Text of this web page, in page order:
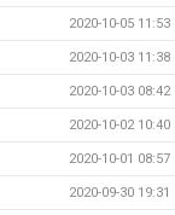
2020-10-05 11:53
2020-10-03 11:38
2020-10-03 08:42
2020-10-02 10:40
2020-10-01 08:57
2020-09-30 19:31